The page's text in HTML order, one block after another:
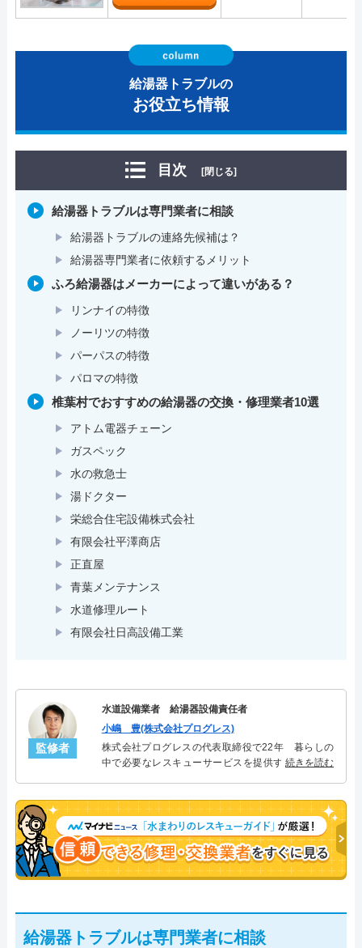
給湯器トラブルの
お役立ち情報
目次 [閉じる]
給湯器トラブルは専門業者に相談
給湯器トラブルの連絡先候補は？
給湯器専門業者に依頼するメリット
ふろ給湯器はメーカーによって違いがある？
リンナイの特徴
ノーリツの特徴
パーパスの特徴
パロマの特徴
椎葉村でおすすめの給湯器の交換・修理業者10選
アトム電器チェーン
ガスペック
水の救急士
湯ドクター
栄総合住宅設備株式会社
有限会社平澤商店
正直屋
青葉メンテナンス
水道修理ルート
有限会社日高設備工業
監修者
水道設備業者 給湯器設備責任者
小嶋 豊(株式会社プログレス)
株式会社プログレスの代表取締役で22年 暮らしの
中で必要なレスキューサービスを提供する株式会社
決。多くのお客様に信頼される「給湯器」のスペシ
ャリスト。
続きを読む
給湯器トラブルは専門業者に相談